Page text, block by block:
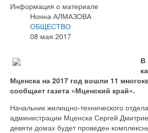
Информация о материале
Нонна АЛМАЗОВА
ОБЩЕСТВО
08 мая 2017
В
Мценска на 2017 год вошли 11
сообщает газета «Мценский край».
Начальник жилищно-технического
администрации Мценска Сергей
девяти домах будет проведен